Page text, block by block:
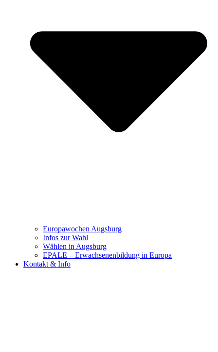
Europawochen Augsburg
Infos zur Wahl
Wählen in Augsburg
EPALE – Erwachsenenbildung in Europa
Kontakt & Info